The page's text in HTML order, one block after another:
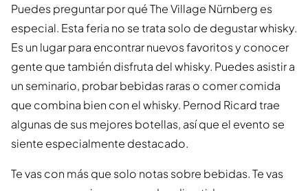
Puedes preguntar por qué The Village Nürnberg es
especial. Esta feria no se trata solo de degustar whisky.
Es un lugar para encontrar nuevos favoritos y conocer
gente que también disfruta del whisky. Puedes asistir a
un seminario, probar bebidas raras o comer comida
que combina bien con el whisky. Pernod Ricard trae
algunas de sus mejores botellas, así que el evento se
siente especialmente destacado.
Te vas con más que solo notas sobre bebidas. Te vas